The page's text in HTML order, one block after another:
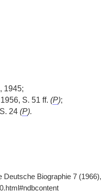
1945;
S. 51 ff. (P);
24 (P).
Biographie 7